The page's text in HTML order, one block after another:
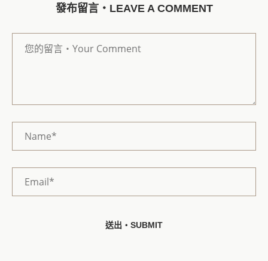
發布留言・LEAVE A COMMENT